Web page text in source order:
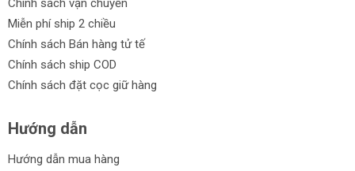
Chính sách vận chuyển
Miễn phí ship 2 chiều
Chính sách Bán hàng tử tế
Chính sách ship COD
Chính sách đặt cọc giữ hàng
Hướng dẫn
Hướng dẫn mua hàng